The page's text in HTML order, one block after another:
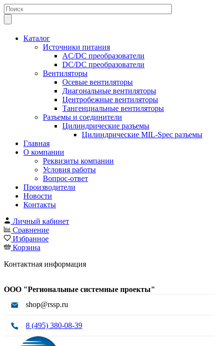
Каталог
Источники питания
AC/DC преобразователи
DC/DC преобразователи
Вентиляторы
Осевые вентиляторы
Диагональные вентиляторы
Центробежные вентиляторы
Тангенциальные вентиляторы
Разъемы и соединители
Цилиндрические разъемы
Цилиндрические MIL-Spec разъемы
Главная
О компании
Реквизиты компании
Условия работы
Вопрос-ответ
Производители
Новости
Контакты
Личный кабинет
Сравнение
Избранное
Корзина
Контактная информация
ООО "Региональные системные проекты"
shop@rssp.ru
8 (495) 380-08-39